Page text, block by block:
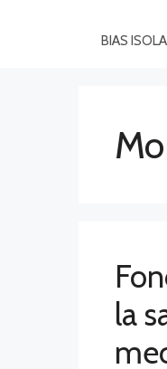
BIAS
la